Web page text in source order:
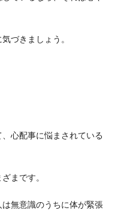
づきましょう。
心配事に悩まされている
まです。
無意識のうちに体が緊張